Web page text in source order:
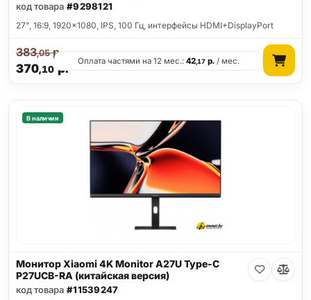
код товара #9298121
27", 16:9, 1920x1080, IPS, 100 Гц, интерфейсы HDMI+DisplayPort
370,10р.
383,05р.
Оплата частями на 12 мес.:42,17 р. / мес.
В наличии
Монитор Xiaomi 4K Monitor A27U Type-C
P27UCB-RA (китайская версия)
код товара #11539247